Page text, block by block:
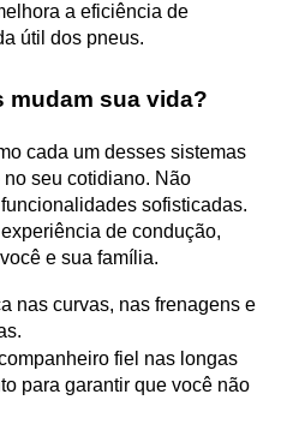
a eficiência de
útil dos pneus.
mudam sua vida?
cada um desses sistemas
seu cotidiano. Não
sofisticadas.
de condução,
e sua família.
nas curvas, nas frenagens e
fiel nas longas
para garantir que você não